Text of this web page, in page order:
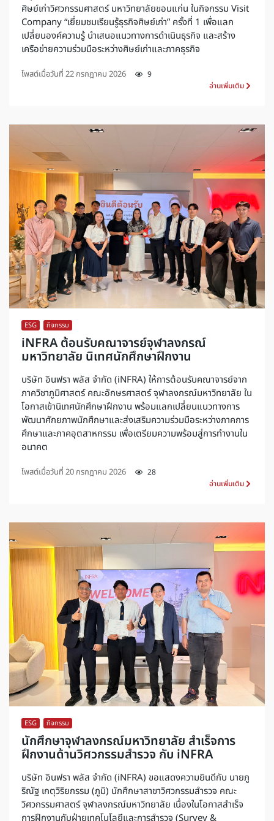
ศิษย์เก่าวิศวกรรมศาสตร์ มหาวิทยาลัยขอนแก่น ในกิจกรรม Visit
Company “เยี่ยมชมเรียนรู้ธุรกิจศิษย์เก่า” ครั้งที่ 1 เพื่อแลก
เปลี่ยนองค์ความรู้ นำเสนอแนวทางการดำเนินธุรกิจ และสร้าง
เครือข่ายความร่วมมือระหว่างศิษย์เก่าและภาคธุรกิจ
โพสต์เมื่อวันที่ 22 กรกฎาคม 2026
9
อ่านเพิ่มเติม
ESG กิจกรรม
iNFRA ต้อนรับคณาจารย์จุฬาลงกรณ์
มหาวิทยาลัย นิเทศนักศึกษาฝึกงาน
บริษัท อินฟรา พลัส จำกัด (iNFRA) ให้การต้อนรับคณาจารย์จาก
ภาควิชาภูมิศาสตร์ คณะอักษรศาสตร์ จุฬาลงกรณ์มหาวิทยาลัย ใน
โอกาสเข้านิเทศนักศึกษาฝึกงาน พร้อมแลกเปลี่ยนแนวทางการ
พัฒนาศักยภาพนักศึกษาและส่งเสริมความร่วมมือระหว่างภาคการ
ศึกษาและภาคอุตสาหกรรม เพื่อเตรียมความพร้อมสู่การทำงานใน
อนาคต
โพสต์เมื่อวันที่ 20 กรกฎาคม 2026
28
อ่านเพิ่มเติม
ESG กิจกรรม
นักศึกษาจุฬาลงกรณ์มหาวิทยาลัย สำเร็จการ
ฝึกงานด้านวิศวกรรมสำรวจ กับ iNFRA
บริษัท อินฟรา พลัส จำกัด (iNFRA) ขอแสดงความยินดีกับ นายภู
ริณัฐ เกตุวิริยกรรม (ภูมิ) นักศึกษาสาขาวิศวกรรมสำรวจ คณะ
วิศวกรรมศาสตร์ จุฬาลงกรณ์มหาวิทยาลัย เนื่องในโอกาสสำเร็จ
การฝึกงานกับฝ่ายเทคโนโลยีและการสำรวจ (Survey &